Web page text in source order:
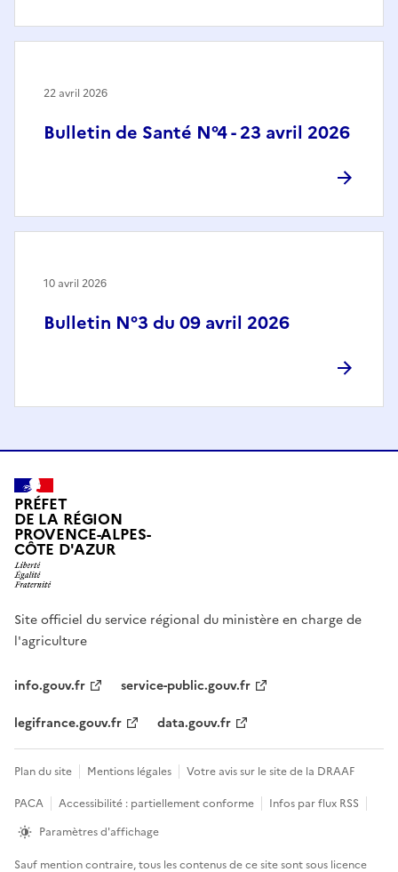
Bulletin de Santé N°4 - 23 avril 2026
22 avril 2026
Bulletin N°3 du 09 avril 2026
10 avril 2026
PRÉFET
DE LA RÉGION
PROVENCE-ALPES-
CÔTE D'AZUR
Site officiel du service régional du ministère en charge de
l'agriculture
info.gouv.fr
service-public.gouv.fr
legifrance.gouv.fr
data.gouv.fr
Plan du site Mentions légales
Votre avis sur le site de la DRAAF
PACA
Accessibilité : partiellement conforme
Infos par flux RSS
Paramètres d'affichage
Sauf mention contraire, tous les contenus de ce site sont sous licence